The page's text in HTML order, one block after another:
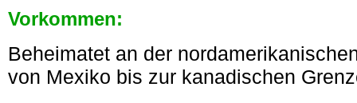
Vorkommen:
Beheimatet an der
von Mexiko bis zur kanadischen